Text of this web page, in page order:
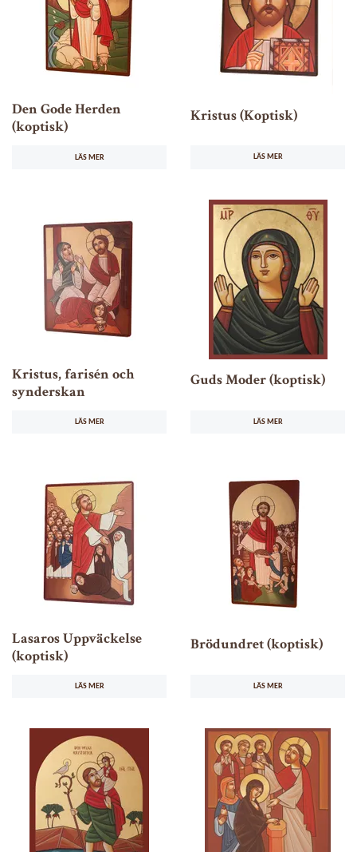
Den Gode Herden
(koptisk)
LÄS MER
Kristus (Koptisk)
LÄS MER
Kristus, farisén och
synderskan
LÄS MER
Guds Moder (koptisk)
LÄS MER
Lasaros Uppväckelse
(koptisk)
LÄS MER
Brödundret (koptisk)
LÄS MER